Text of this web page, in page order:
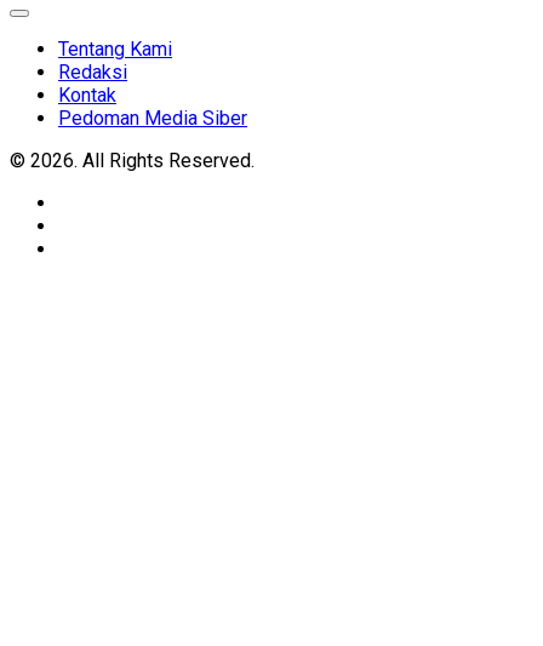
Expand
Tentang Kami
Redaksi
Kontak
Pedoman Media Siber
© 2026. All Rights Reserved.